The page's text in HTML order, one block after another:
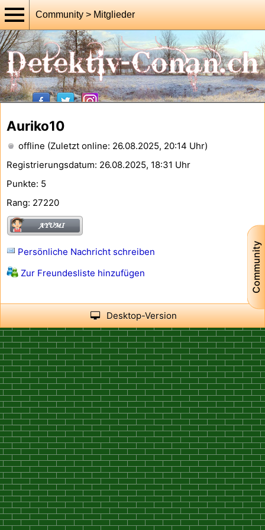
Community > Mitglieder
Community
Auriko10
offline (Zuletzt online: 26.08.2025, 20:14 Uhr)
Registrierungsdatum: 26.08.2025, 18:31 Uhr
Punkte: 5
Rang: 27220
Persönliche Nachricht schreiben
Zur Freundesliste hinzufügen
Desktop-Version